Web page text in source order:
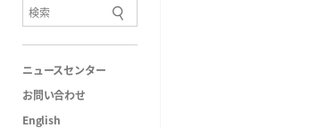
ニュースセンター
お問い合わせ
English